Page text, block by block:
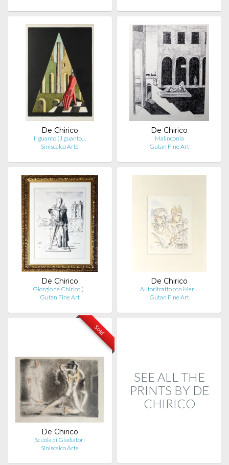
De Chirico
Il guanto (Il guanto…
Siniscalco Arte
De Chirico
Malinconia
Gutan Fine Art
De Chirico
Giorgio de Chirico (…
Gutan Fine Art
De Chirico
Autoritratto con Mer…
Gutan Fine Art
Sold
De Chirico
Scuola di Gladiatori
Siniscalco Arte
SEE ALL THE
PRINTS BY DE
CHIRICO